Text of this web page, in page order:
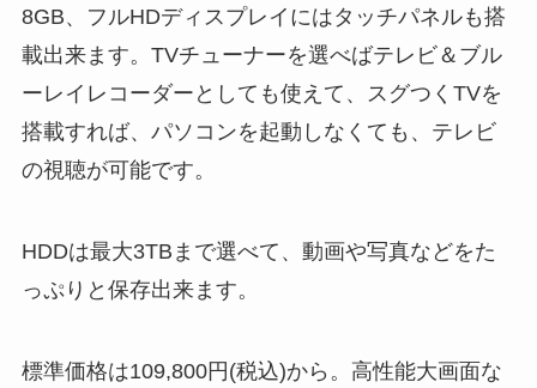
8GB、フルHDディスプレイにはタッチパネルも搭
載出来ます。TVチューナーを選べばテレビ＆ブル
ーレイレコーダーとしても使えて、スグつくTVを
搭載すれば、パソコンを起動しなくても、テレビ
の視聴が可能です。
HDDは最大3TBまで選べて、動画や写真などをた
っぷりと保存出来ます。
標準価格は109,800円(税込)から。高性能大画面な